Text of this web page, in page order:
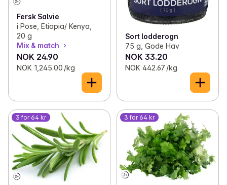
Fersk Salvie
i Pose, Etiopia/ Kenya,
20 g
Mix & match
NOK 24.90
NOK 1,245.00 /kg
Sort lodderogn
75 g, Gode Hav
NOK 33.20
NOK 442.67 /kg
3 for 64 kr 3 for 64 kr